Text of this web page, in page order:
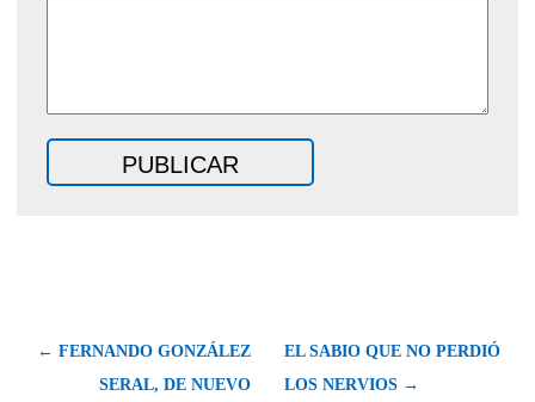
← FERNANDO GONZÁLEZ
SERAL, DE NUEVO
EL SABIO QUE NO PERDIÓ
LOS NERVIOS →